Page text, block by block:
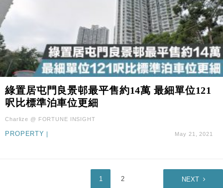
綠置居屯門良景邨最平售約14萬 最細單位121
呎比標準泊車位更細
Charlize @ FORTUNE INSIGHT
PROPERTY | May 21, 2021
1 2 NEXT